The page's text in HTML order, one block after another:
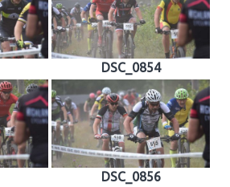
DSC_0854
DSC_0856